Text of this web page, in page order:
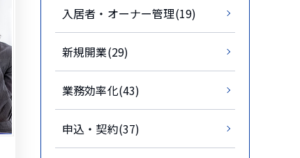
入居者・オーナー管理(19)
新規開業(29)
業務効率化(43)
申込・契約(37)